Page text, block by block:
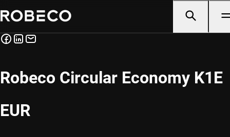
Robeco Circular Economy K1E
EUR